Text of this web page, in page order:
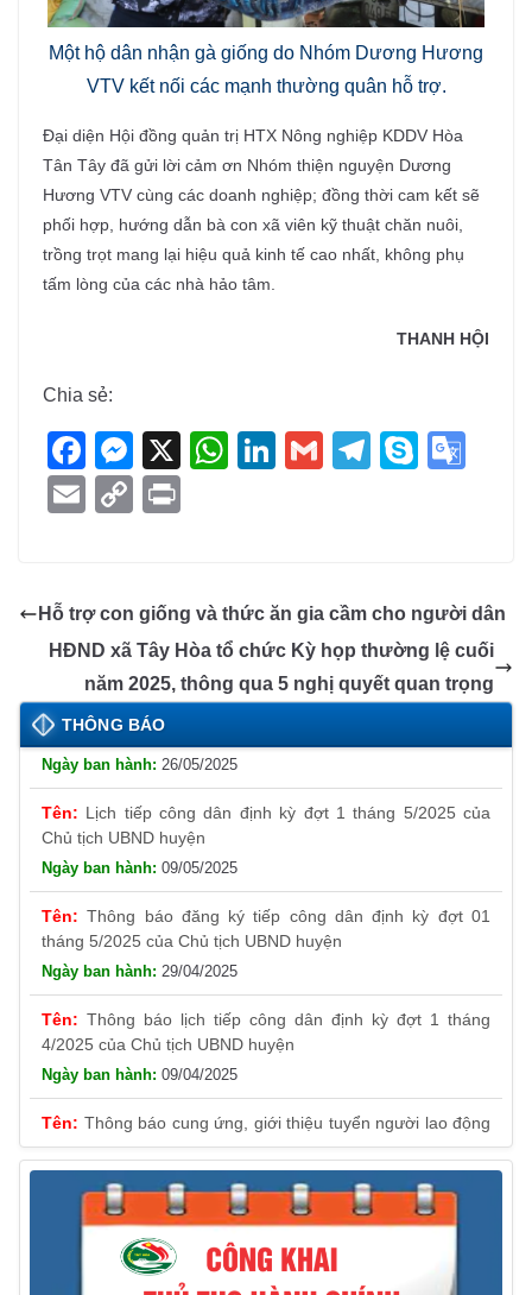
Một hộ dân nhận gà giống do Nhóm Dương Hương
VTV kết nối các mạnh thường quân hỗ trợ.
Đại diện Hội đồng quản trị HTX Nông nghiệp KDDV Hòa
Tân Tây đã gửi lời cảm ơn Nhóm thiện nguyện Dương
Hương VTV cùng các doanh nghiệp; đồng thời cam kết sẽ
phối hợp, hướng dẫn bà con xã viên kỹ thuật chăn nuôi,
trồng trọt mang lại hiệu quả kinh tế cao nhất, không phụ
tấm lòng của các nhà hảo tâm.
THANH HỘI
Chia sẻ:
F
a
c
b
o
o
k
M
e
ss
n
g
er
X
W
A
p
p
Li
dI
n
G
T
a
m
S
e
Tr
a
n
sl
at
e
E
C
y
Li
n
k
Hỗ trợ con giống và thức ăn gia cầm cho người dân
HĐND xã Tây Hòa tổ chức Kỳ họp thường lệ cuối
năm 2025, thông qua 5 nghị quyết quan trọng
THÔNG BÁO
Thông báo đăng ký tiếp công dân định kỳ đợt 01
tháng 6/2025 của Chủ tịch UBND huyện
26/05/2025
Lịch tiếp công dân định kỳ đợt 1 tháng 5/2025 của
Chủ tịch UBND huyện
09/05/2025
Thông báo đăng ký tiếp công dân định kỳ đợt 01
tháng 5/2025 của Chủ tịch UBND huyện
29/04/2025
Thông báo lịch tiếp công dân định kỳ đợt 1 tháng
4/2025 của Chủ tịch UBND huyện
09/04/2025
Thông báo cung ứng, giới thiệu tuyển người lao động
Việt Nam vào các vị trí công việc dự kiến tuyển người lao
động nước ngoài
31/03/2025
Thông báo treo cờ Tổ quốc nhân kỷ niệm 50 năm
Ngày giải phóng tỉnh Phú Yên (01/4/1975 – 01/4/2025)
28/03/2025